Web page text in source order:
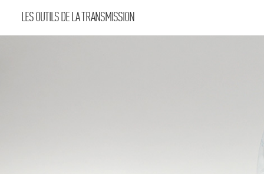
LES OUTILS DE LA TRANSMISSION